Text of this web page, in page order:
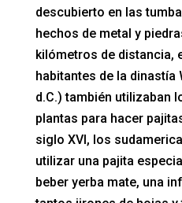
descubierto en las
hechos de metal y
kilómetros de distancia,
habitantes de la dinastía
d.C.) también utilizaban
plantas para hacer
siglo XVI, los
utilizar una pajita
beber yerba mate, una